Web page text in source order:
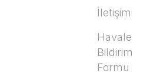
İletişim
Havale
Bildirim
Formu